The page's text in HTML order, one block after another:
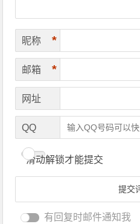
昵称 *
邮箱 *
网址
QQ
滑动解锁才能提交
有回复时邮件通知我